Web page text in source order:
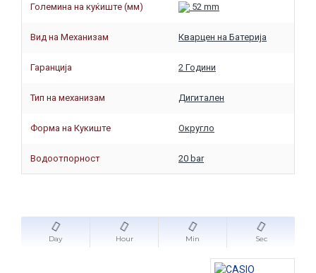
Големина на куќиште (мм) 52 mm
Вид на Механизам Кварцен на Батерија
Гаранција 2 Години
Тип на механизам Дигитален
Форма на Кукиште Округло
Водоотпорност 20 bar
Day Hour Min Sec